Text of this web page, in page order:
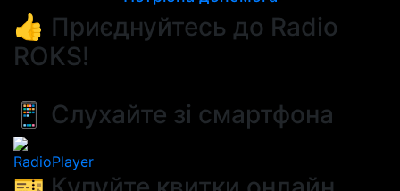
👍 Приєднуйтесь до Radio
ROKS!
📱 Слухайте зі смартфона
RadioPlayer